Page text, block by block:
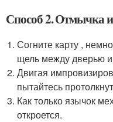
Способ 2. Отмычка
Согните карту ,
щель между дверью
Двигая
пытайтесь
Как только язычок
откроется.